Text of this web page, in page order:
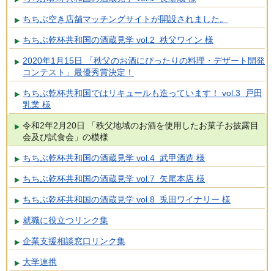
ちちぶ空き店舗マッチングサイトが開設されました。
ちちぶ乾杯共和国の酒蔵見学 vol.2 秩父ワイン 様
2020年1月15日 「秩父のお酒にぴったりの料理・デザート開発
コンテスト」最優秀賞決定！
ちちぶ乾杯共和国ではリキュールも造っています！ vol.3 戸田
乳業 様
令和2年2月20日 「秩父地域のお酒を使用したお菓子お披露目
会及び試食会」の模様
ちちぶ乾杯共和国の酒蔵見学 vol.4 武甲酒造 様
ちちぶ乾杯共和国の酒蔵見学 vol.7 矢尾本店 様
ちちぶ乾杯共和国の酒蔵見学 vol.8 兎田ワイナリー 様
就職に役立つリンク集
企業支援相談窓口リンク集
大学連携